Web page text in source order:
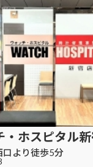
・ホスピタル
口より徒歩5分